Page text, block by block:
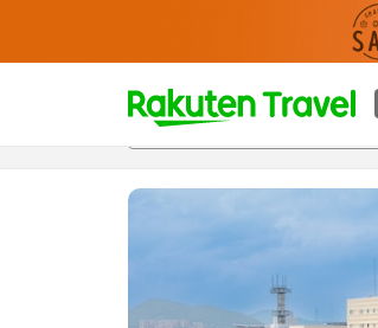
t
p
a
概覽房間及住宿方案 評價特色設施